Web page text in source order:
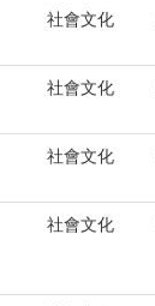
社會文化
社會文化
社會文化
社會文化